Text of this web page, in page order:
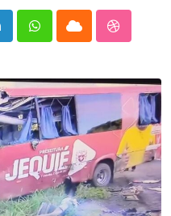
LinkedInWhatsappCloud